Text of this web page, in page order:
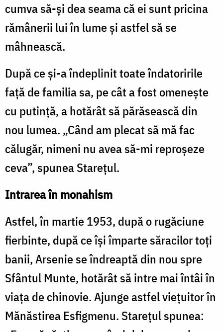
cumva să-și dea seama că ei sunt pricina
rămânerii lui în lume și astfel să se
mâhnească.
După ce și-a îndeplinit toate îndatoririle
față de familia sa, pe cât a fost omenește
cu putință, a hotărât să părăsească din
nou lumea. „Când am plecat să mă fac
călugăr, nimeni nu avea să-mi reproșeze
ceva”, spunea Starețul.
Intrarea în monahism
Astfel, în martie 1953, după o rugăciune
fierbinte, după ce își împarte săracilor toți
banii, Arsenie se îndreaptă din nou spre
Sfântul Munte, hotărât să intre mai întâi în
viața de chinovie. Ajunge astfel viețuitor în
Mănăstirea Esfigmenu. Starețul spunea: